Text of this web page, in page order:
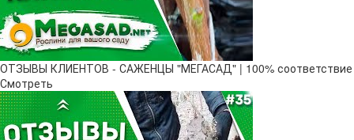
ОТЗЫВЫ КЛИЕНТОВ - САЖЕНЦЫ "МЕГАСАД" | 100% соответствие
Смотреть